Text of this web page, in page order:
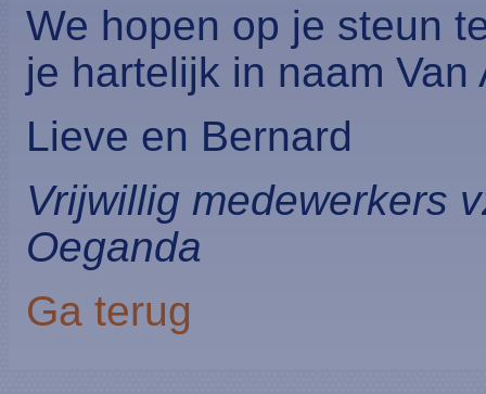
We hopen op je steun
je hartelijk in naam Van
Lieve en Bernard
Vrijwillig medewerkers
Oeganda
Ga terug